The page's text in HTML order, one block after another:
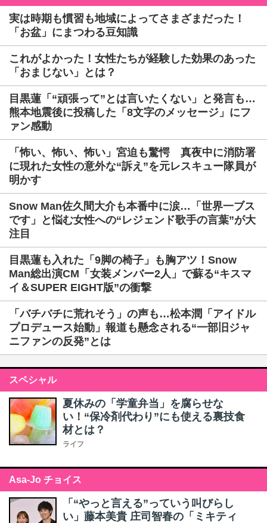
実は時期も慣習も地域によってさまざまだった！
「お盆」にまつわる豆知識
これがよかった！女性たちが経験した効果のあった
「おまじない」とは？
目黒蓮「“頑張って”とは言いたくない」と発言も…
熊本地震後に投稿した「8文字のメッセージ」にフ
ァン感動
「怖い、怖い、怖い」宮迫も驚愕 真夜中に消防署
に現れた女性の意外な“訴え”を元レスキュー隊員が
明かす
Snow Man佐久間大介も本番中に涙…「世界一ブス
です」と悩む女性への“レジェンド歌手の言葉”が大
注目
目黒蓮も入れた「9脚の椅子」も胸アツ！Snow
Man総出演CM「女装メンバー2人」で蘇る“キスマ
イ＆SUPER EIGHT版”の衝撃
「バチバチに荒れそう」の声も…松本潤「アイドル
プロデュース始動」報道も懸念される“一部旧ジャ
ニファンの反発”とは
スペシャル
夏休みの「学童弁当」を腐らせな
い！“保冷剤代わり”にも使える裏技食
材とは？
ライフ
Asa-Jo チョイス
「“やっと言える”っていう叫びらし
い」藤本美貴 庄司智春の「ミキティ